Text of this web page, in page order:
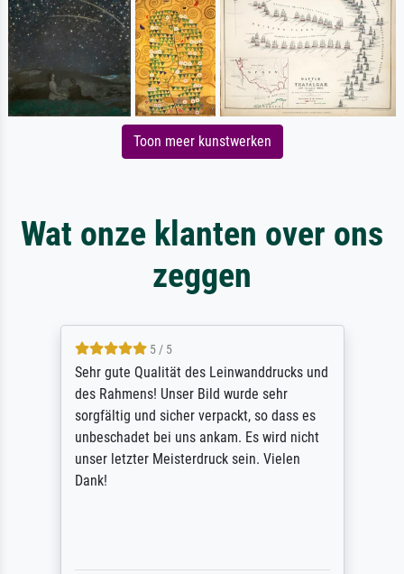
Toon meer kunstwerken
Wat onze klanten over ons
zeggen
5 / 5
Sehr gute Qualität des Leinwanddrucks und
des Rahmens! Unser Bild wurde sehr
sorgfältig und sicher verpackt, so dass es
unbeschadet bei uns ankam. Es wird nicht
unser letzter Meisterdruck sein. Vielen
Dank!